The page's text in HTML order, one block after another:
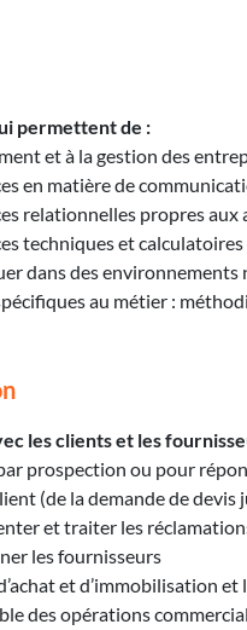
permettent de :
et à la gestion des
en matière de
relationnelles propres aux
techniques et
dans des environnements
au métier :
les clients et les
prospection ou pour
(de la demande de devis
et traiter les
les fournisseurs
et d’immobilisation
des opérations